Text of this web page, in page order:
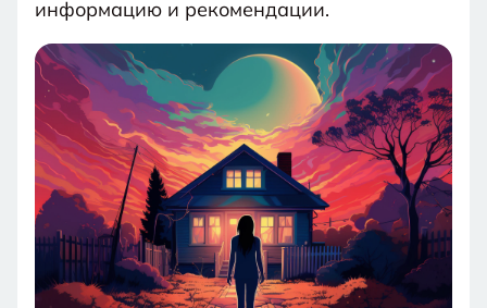
информацию и рекомендации.